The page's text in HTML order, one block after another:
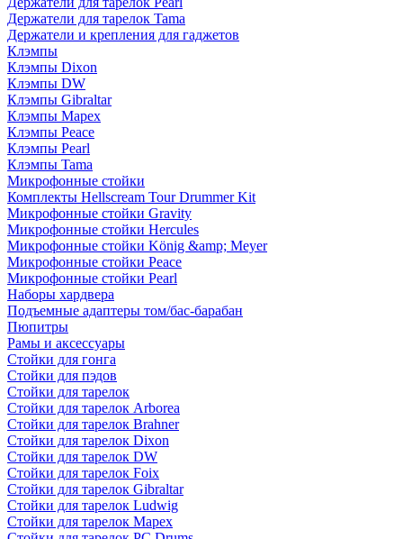
Держатели для тарелок Tama
Держатели и крепления для гаджетов
Клэмпы
Клэмпы Dixon
Клэмпы DW
Клэмпы Gibraltar
Клэмпы Mapex
Клэмпы Peace
Клэмпы Pearl
Клэмпы Tama
Микрофонные стойки
Комплекты Hellscream Tour Drummer Kit
Микрофонные стойки Gravity
Микрофонные стойки Hercules
Микрофонные стойки König &amp; Meyer
Микрофонные стойки Peace
Микрофонные стойки Pearl
Наборы хардвера
Подъемные адаптеры том/бас-барабан
Пюпитры
Рамы и аксессуары
Стойки для гонга
Стойки для пэдов
Стойки для тарелок
Стойки для тарелок Arborea
Стойки для тарелок Brahner
Стойки для тарелок Dixon
Стойки для тарелок DW
Стойки для тарелок Foix
Стойки для тарелок Gibraltar
Стойки для тарелок Ludwig
Стойки для тарелок Mapex